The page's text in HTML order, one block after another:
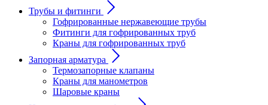
Трубы и фитинги
Гофрированные нержавеющие трубы
Фитинги для гофрированных труб
Краны для гофрированных труб
Запорная арматура
Термозапорные клапаны
Краны для манометров
Шаровые краны